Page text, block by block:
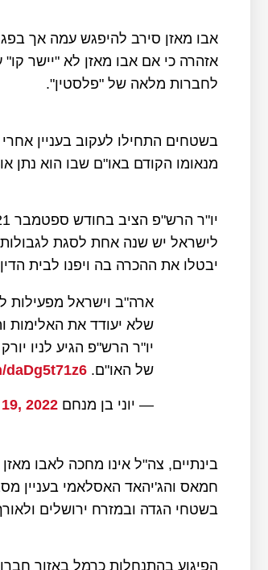
אבו מאזן סירב להיפגש עמה אך
אזהרה כי אם אבו מאזן לא "יישר
לחברות מלאה של "פלסטין".
בשטחים התחילו לעקוב בעניין
מנאומו הקודם באו"ם שבו הוא נתן
יבטלו את ההכרה בה ויפנו לבית
ארה"ב וישראל מפעילות
שלא יעודד את האלימות
יו"ר הרש"פ הגיע לניו
של האו"ם.
— יוני בן מנחם yoni ben menachem (@yonibmen) 2022
בינתיים, צה"ל אינו מחכה לאבו
חמאס והג'יהאד האסלאמי בעניין
בשטחי הגדה ובמזרח ירושלים
הפיגוע בהתנחלות כרמל באזור